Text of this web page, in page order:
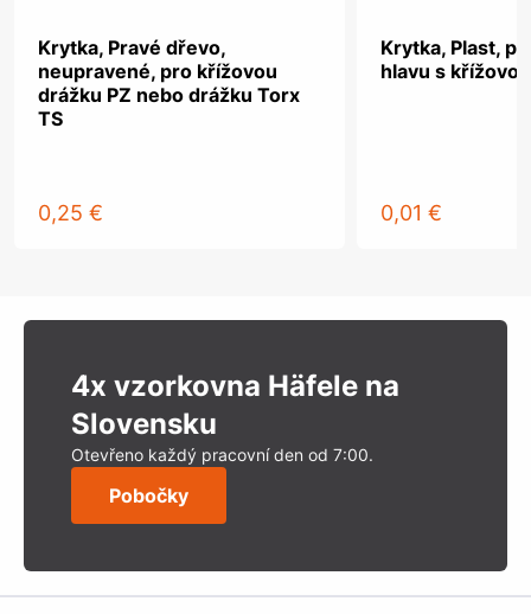
Krytka, Pravé dřevo,
neupravené, pro křížovou
drážku PZ nebo drážku Torx
TS
0,25 €
Krytka, Plast,
hlavu s
0,01 €
4x vzorkovna Häfele na
Slovensku
Otevřeno každý pracovní den od 7:00.
Pobočky